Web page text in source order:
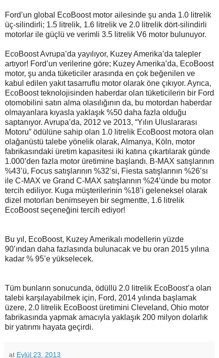
Ford’un global EcoBoost motor ailesinde şu anda 1.0 litrelik
üç-silindirli; 1.5 litrelik, 1.6 litrelik ve 2.0 litrelik dört-silindirli
motorlar ile güçlü ve verimli 3.5 litrelik V6 motor bulunuyor.
EcoBoost Avrupa’da yayılıyor, Kuzey Amerika’da talepler
artıyor! Ford’un verilerine göre; Kuzey Amerika’da, EcoBoost
motor, şu anda tüketiciler arasında en çok beğenilen ve
kabul edilen yakıt tasarruflu motor olarak öne çıkıyor. Ayrıca,
EcoBoost teknolojisinden haberdar olan tüketicilerin bir Ford
otomobilini satın alma olasılığının da, bu motordan haberdar
olmayanlara kıyasla yaklaşık %50 daha fazla olduğu
saptanıyor. Avrupa’da, 2012 ve 2013, “Yılın Uluslararası
Motoru” ödülüne sahip olan 1.0 litrelik EcoBoost motora olan
olağanüstü talebe yönelik olarak, Almanya, Köln, motor
fabrikasındaki üretim kapasitesi iki katına çıkartılarak günde
1.000’den fazla motor üretimine başlandı. B-MAX satışlarının
%43’ü, Focus satışlarının %32’si, Fiesta satışlarının %26’sı
ile C-MAX ve Grand C-MAX satışlarının %24’ünde bu motor
tercih ediliyor. Kuga müşterilerinin %18’i geleneksel olarak
dizel motorları benimseyen bir segmentte, 1.6 litrelik
EcoBoost seçeneğini tercih ediyor!
Bu yıl, EcoBoost, Kuzey Amerikalı modellerin yüzde
90’ından daha fazlasında bulunacak ve bu oran 2015 yılına
kadar % 95’e yükselecek.
Tüm bunların sonucunda, ödüllü 2.0 litrelik EcoBoost’a olan
talebi karşılayabilmek için, Ford, 2014 yılında başlamak
üzere, 2.0 litrelik EcoBoost üretimini Cleveland, Ohio motor
fabrikasında yapmak amacıyla yaklaşık 200 milyon dolarlık
bir yatırımı hayata geçirdi.
at Eylül 23, 2013